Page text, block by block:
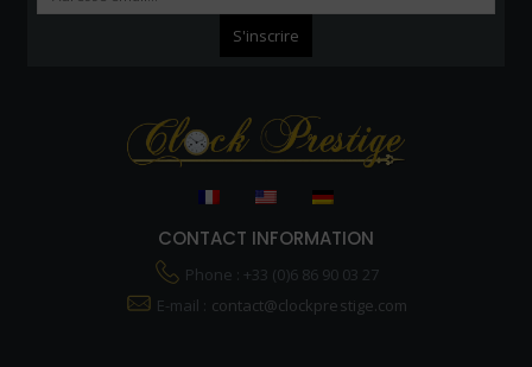
CONTACT INFORMATION
Phone : +33 (0)6 86 90 03 27
E-mail : contact@clockprestige.com